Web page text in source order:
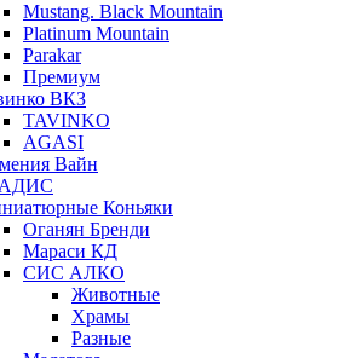
Mustang. Black Mountain
Platinum Mountain
Parakar
Премиум
ВКЗ
TAVINKO
AGASI
Вайн
Коньяки
Оганян Бренди
Мараси КД
СИС АЛКО
Животные
Храмы
Разные